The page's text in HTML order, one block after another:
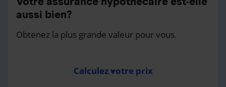
aussi bien?
Obtenez la plus grande valeur pour vous.
Calculez votre prix